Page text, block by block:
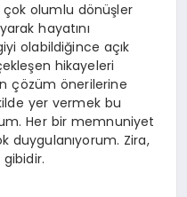
çok olumlu dönüşler
hayatını
olabildiğince açık
hikayeleri
çözüm önerilerine
yer vermek bu
Her bir memnuniyet
duygulanıyorum. Zira,